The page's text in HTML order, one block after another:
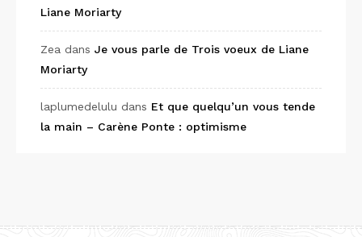
Liane Moriarty
Zea dans Je vous parle de Trois voeux de Liane
Moriarty
laplumedelulu dans Et que quelqu’un vous tende
la main – Carène Ponte : optimisme